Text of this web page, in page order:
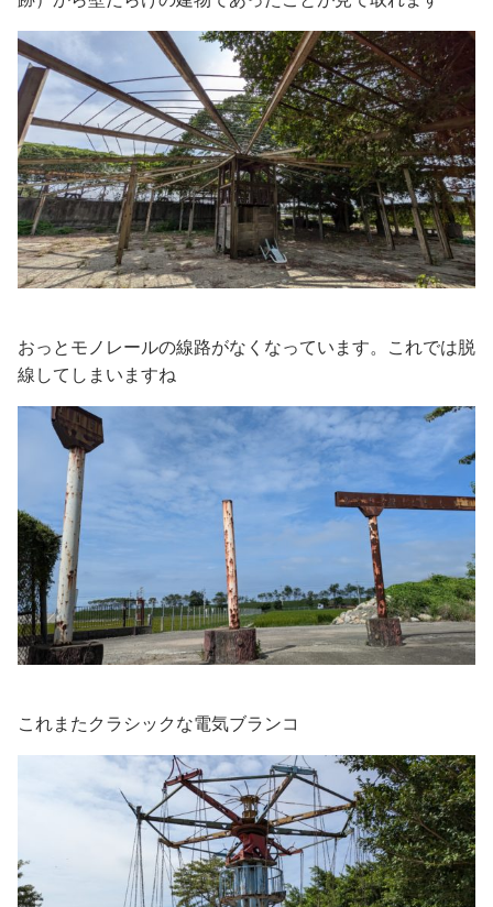
おっとモノレールの線路がなくなっています。これでは脱
線してしまいますね
これまたクラシックな電気ブランコ